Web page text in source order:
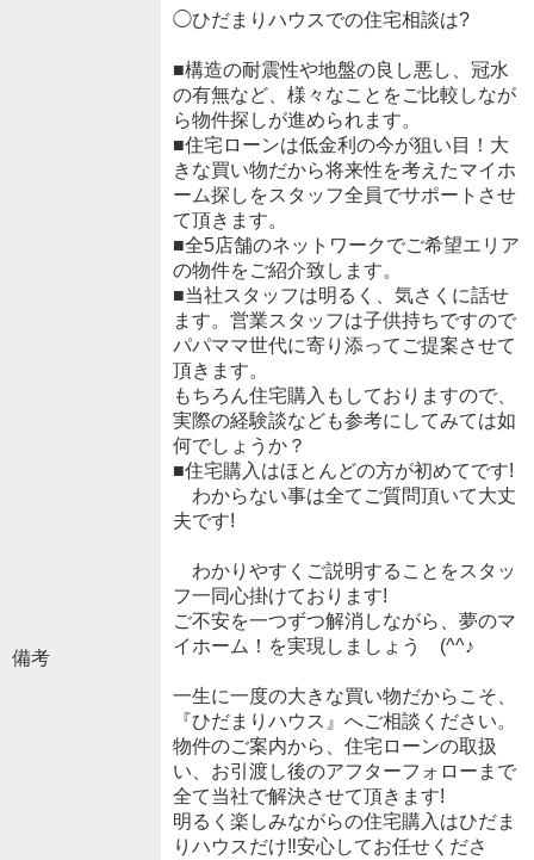
備考
◯ひだまりハウスでの住宅相談は?
■構造の耐震性や地盤の良し悪し、冠水
の有無など、様々なことをご比較しなが
ら物件探しが進められます。
■住宅ローンは低金利の今が狙い目！大
きな買い物だから将来性を考えたマイホ
ーム探しをスタッフ全員でサポートさせ
て頂きます。
■全5店舗のネットワークでご希望エリア
の物件をご紹介致します。
■当社スタッフは明るく、気さくに話せ
ます。営業スタッフは子供持ちですので
パパママ世代に寄り添ってご提案させて
頂きます。
もちろん住宅購入もしておりますので、
実際の経験談なども参考にしてみては如
何でしょうか？
■住宅購入はほとんどの方が初めてです!
わからない事は全てご質問頂いて大丈
夫です!
わかりやすくご説明することをスタッ
フ一同心掛けております!
ご不安を一つずつ解消しながら、夢のマ
イホーム！を実現しましょう (^^♪
一生に一度の大きな買い物だからこそ、
『ひだまりハウス』へご相談ください。
物件のご案内から、住宅ローンの取扱
い、お引渡し後のアフターフォローまで
全て当社で解決させて頂きます!
明るく楽しみながらの住宅購入はひだま
りハウスだけ‼安心してお任せくださ